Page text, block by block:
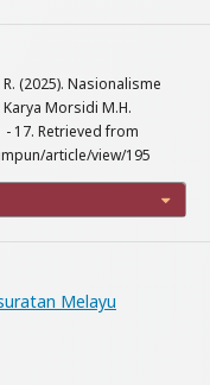
R. (2025). Nasionalisme
Morsidi M.H.
- 17. Retrieved from
article/view/195
Melayu